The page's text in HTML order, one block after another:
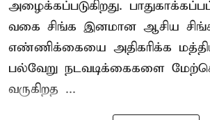
அழைக்கப்படுகிறது.
வகை சிங்க இனமான ஆசிய
எண்ணிக்கையை அதிகரிக்க
பல்வேறு நடவடிக்கைகளை
வருகிறத ...